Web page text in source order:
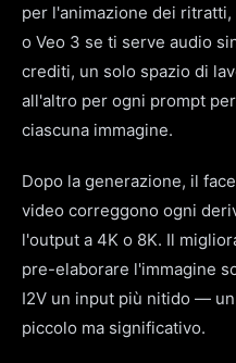
per l'animazione dei
o Veo 3 se ti serve audio
crediti, un solo spazio di
all'altro per ogni prompt
ciascuna immagine.
Dopo la generazione, il
video correggono ogni
l'output a 4K o 8K. Il
pre-elaborare l'immagine
I2V un input più nitido —
piccolo ma significativo.